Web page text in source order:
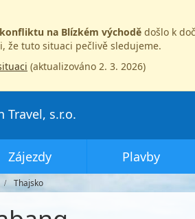
konfliktu na Blízkém východě došlo k
že tuto situaci pečlivě sledujeme.
(aktualizováno 2. 3. 2026)
Travel, s.r.o.
Zájezdy Plavby
Thajsko